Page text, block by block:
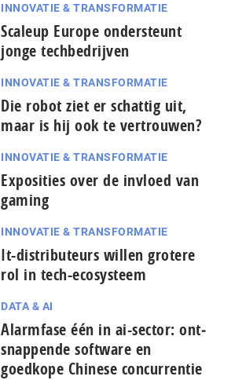
INNOVATIE & TRANSFORMATIE
Scaleup Europe ondersteunt
jonge techbedrijven
INNOVATIE & TRANSFORMATIE
Die robot ziet er schattig uit,
maar is hij ook te vertrouwen?
INNOVATIE & TRANSFORMATIE
Exposities over de invloed van
gaming
INNOVATIE & TRANSFORMATIE
It-dis­tri­bu­teurs willen grotere
rol in tech-ecosysteem
DATA & AI
Alarmfase één in ai-sector: ont­
snap­pen­de software en
goedkope Chinese con­cur­ren­tie